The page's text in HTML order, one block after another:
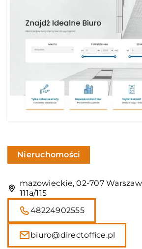
Nieruchomości
mazowieckie, 02-707
111a/115
48224902555
biuro@directoffice.pl